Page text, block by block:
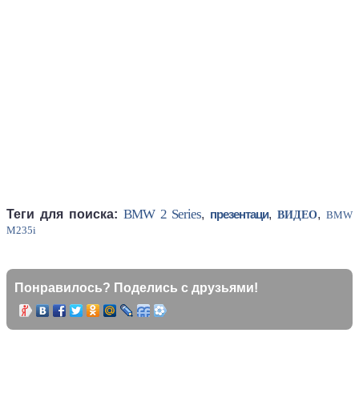
Теги для поиска: BMW 2 Series, презентаци, ВИДЕО, BMW
M235i
Понравилось? Поделись с друзьями!